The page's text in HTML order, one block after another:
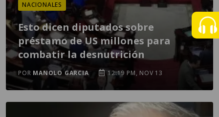
NACIONALES
Esto dicen diputados sobre
préstamo de US millones para
combatir la desnutrición
POR MANOLO GARCIA 12:19 PM, NOV 13